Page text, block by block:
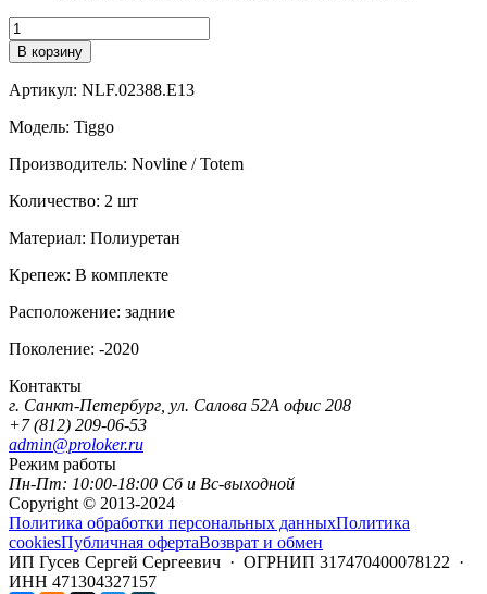
Количество
В корзину
Артикул: NLF.02388.E13
Модель: Tiggo
Производитель: Novline / Totem
Количество: 2 шт
Материал: Полиуретан
Крепеж: В комплекте
Расположение: задние
Поколение: -2020
Контакты
г. Санкт-Петербург, ул. Салова 52А офис 208
+7 (812) 209-06-53
admin@proloker.ru
Режим работы
Пн-Пт: 10:00-18:00 Сб и Вс-выходной
Copyright © 2013-2024
Политика обработки персональных данныхПолитика
cookiesПубличная офертаВозврат и обмен
ИП Гусев Сергей Сергеевич · ОГРНИП 317470400078122 ·
ИНН 471304327157